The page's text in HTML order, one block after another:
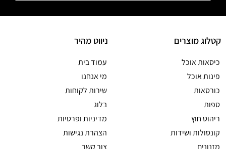
קטלוג מוצרים
כיסאות אוכל
פינות אוכל
כורסאות
ספות
ריהוט חוץ
קונסולות ושידות
ניווט מהיר
עמוד בית
מי אנחנו
שירות לקוחות
בלוג
מדיניות ופרטיות
הצהרת נגישות